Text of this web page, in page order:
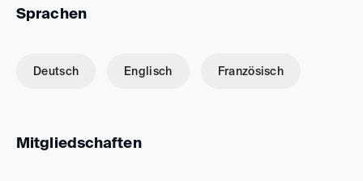
Sprachen
Deutsch Englisch Französisch
Mitgliedschaften